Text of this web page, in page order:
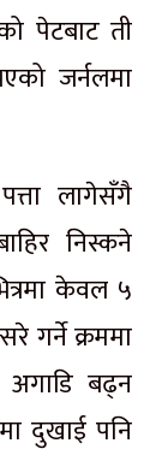
पेटबाट ती
जर्नलमा
लागेसँगै
निस्कने
केवल ५
गर्ने क्रममा
अगाडि बढ्न
दुखाई पनि